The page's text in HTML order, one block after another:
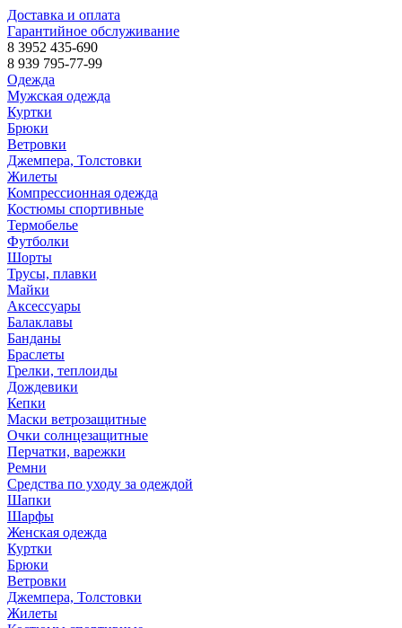
Доставка и оплата
Гарантийное обслуживание
8 3952 435-690
8 939 795-77-99
Одежда
Мужская одежда
Куртки
Брюки
Ветровки
Джемпера, Толстовки
Жилеты
Компрессионная одежда
Костюмы спортивные
Термобелье
Футболки
Шорты
Трусы, плавки
Майки
Аксессуары
Балаклавы
Банданы
Браслеты
Грелки, теплоиды
Дождевики
Кепки
Маски ветрозащитные
Очки солнцезащитные
Перчатки, варежки
Ремни
Средства по уходу за одеждой
Шапки
Шарфы
Женская одежда
Куртки
Брюки
Ветровки
Джемпера, Толстовки
Жилеты